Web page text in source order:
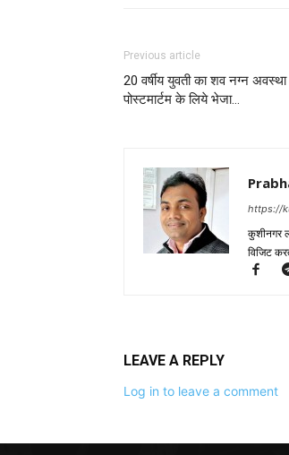
Previous article
20 वर्षीय युवती का शव नग्न
पोस्टमार्टम के लिये भेजा…
https://
कुशीनगर
विजिट
LEAVE A REPLY
Log in to leave a comment